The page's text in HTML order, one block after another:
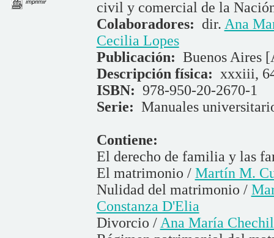
civil y comercial de la
Colaboradores: dir. Ana
Cecilia Lopes
Publicación: Buenos Aires
Descripción física: xxxiii,
ISBN: 978-950-20-2670-1
Serie: Manuales
Contiene:
El derecho de familia y las
El matrimonio / Martín M.
Nulidad del matrimonio /
Constanza D'Elia
Divorcio /Ana María